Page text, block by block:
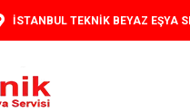
İSTANBUL TEKNIK BEYAZ EŞYA